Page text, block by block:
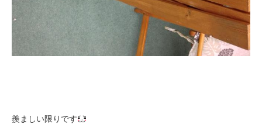
羨ましい限りです